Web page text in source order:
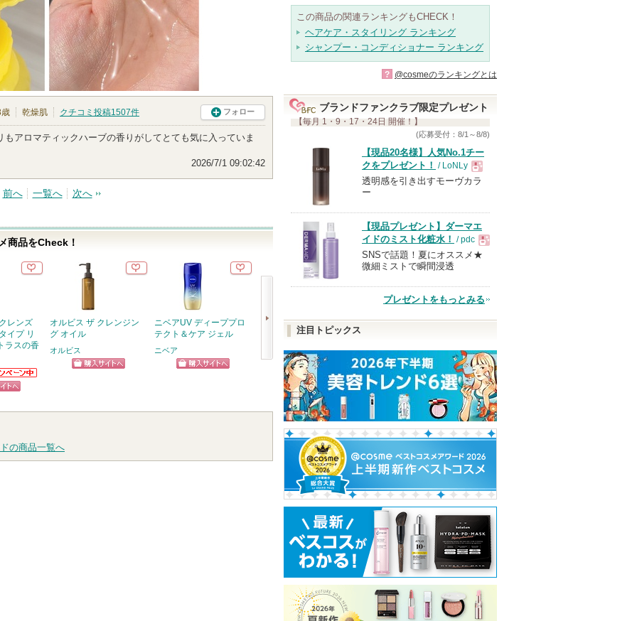
乾燥肌 クチコミ投稿1507件 フォロー
アロマティックハーブの香りがしてとても気に入っていま
2026/7/1 09:02:42
前へ 一覧へ 次へ
商品をCheck！
レンズ
イプ リ
ラスの香
からの
があり
オルビス ザ クレンジン
グ オイル
オルビス
ニベアUV ディーププロ
テクト＆ケア ジェル
ニベア
タカミスキンピール
知らせがありま
す
ショッピン
グサイトへ
プライマーショット
お知らせがあり
ます
ショッピン
グサイトへ
アイブロウペンシルスー
ケイト
ショッピン
グサイトへ
の商品一覧へ
この商品の関連ランキングもCHECK！
ヘアケア・スタイリング ランキング
シャンプー・コンディショナー ランキング
? @cosmeのランキングとは
ブランドファンクラブ限定プレゼント
【毎月 1・9・17・24日 開催！】
(応募受付：8/1～8/8)
【現品20名様】人気No.1チー
クをプレゼント！ / LoNLy
現
品
透明感を引き出すモーヴカラ
ー
【現品プレゼント】ダーマエ
イドのミスト化粧水！ / pdc
現
品
SNSで話題！夏にオススメ★
微細ミストで瞬間浸透
プレゼントをもっとみる
注目トピックス